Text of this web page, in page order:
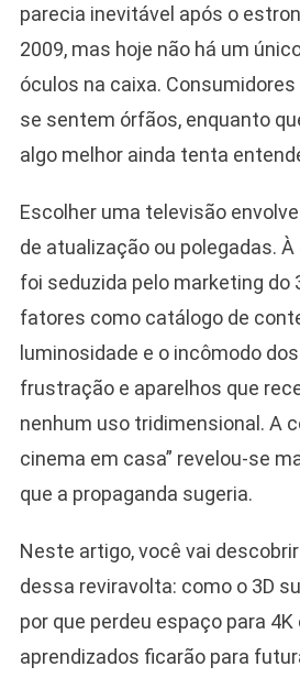
parecia inevitável após o
2009, mas hoje não há um
óculos na caixa.
se sentem órfãos, enquanto
algo melhor ainda tenta
Escolher uma televisão
de atualização ou polegadas.
foi seduzida pelo marketing do
fatores como catálogo de
luminosidade e o incômodo
frustração e aparelhos que
nenhum uso tridimensional. A
cinema em casa” revelou-se
que a propaganda sugeria.
Neste artigo, você vai
dessa reviravolta: como o 3D
por que perdeu espaço para 4K
aprendizados ficarão para